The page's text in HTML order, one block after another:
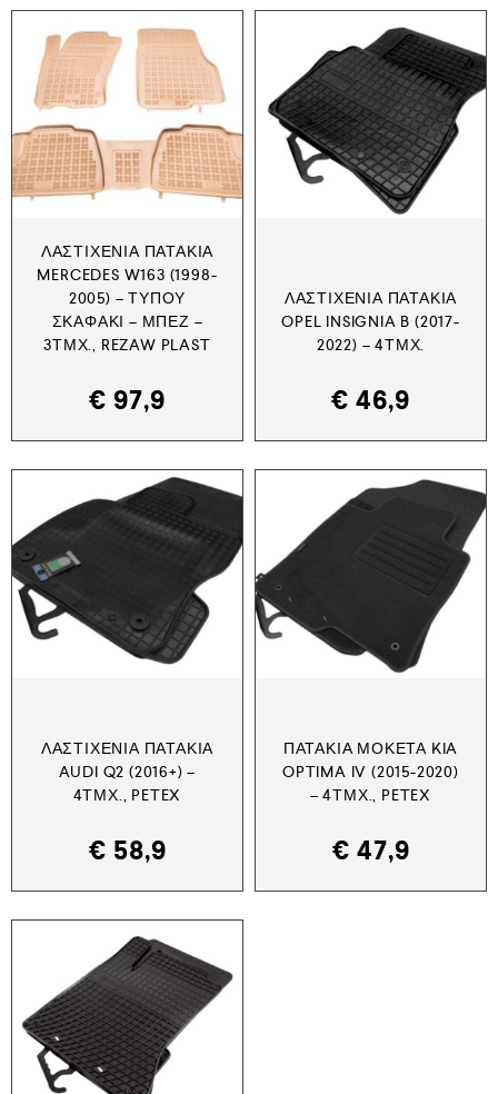
ΛΑΣΤΙΧΈΝΙΑ ΠΑΤΆΚΙΑ
MERCEDES W163 (1998-
2005) – ΤΎΠΟΥ
ΣΚΑΦΆΚΙ – ΜΠΕΖ –
3ΤΜΧ., REZAW PLAST
€ 97,9
ΛΑΣΤΙΧΈΝΙΑ ΠΑΤΆΚΙΑ
OPEL INSIGNIA B (2017-
2022) – 4ΤΜΧ.
€ 46,9
ΛΑΣΤΙΧΈΝΙΑ ΠΑΤΆΚΙΑ
AUDI Q2 (2016+) –
4ΤΜΧ., PETEX
€ 58,9
ΠΑΤΆΚΙΑ ΜΟΚΈΤΑ KIA
OPTIMA IV (2015-2020)
– 4ΤΜΧ., PETEX
€ 47,9